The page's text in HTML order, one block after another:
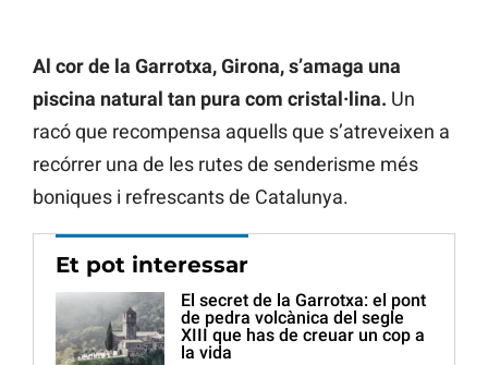
Al cor de la Garrotxa, Girona, s’amaga una
piscina natural tan pura com cristal·lina. Un
racó que recompensa aquells que s’atreveixen a
recórrer una de les rutes de senderisme més
boniques i refrescants de Catalunya.
Et pot interessar
El secret de la Garrotxa: el pont
de pedra volcànica del segle
XIII que has de creuar un cop a
la vida